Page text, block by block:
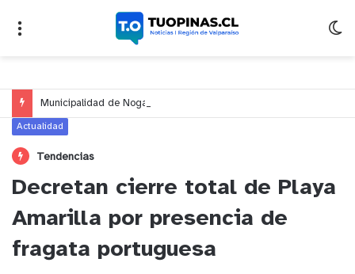
Actualidad
Tendencias
Decretan cierre total de Playa
Amarilla por presencia de
fragata portuguesa